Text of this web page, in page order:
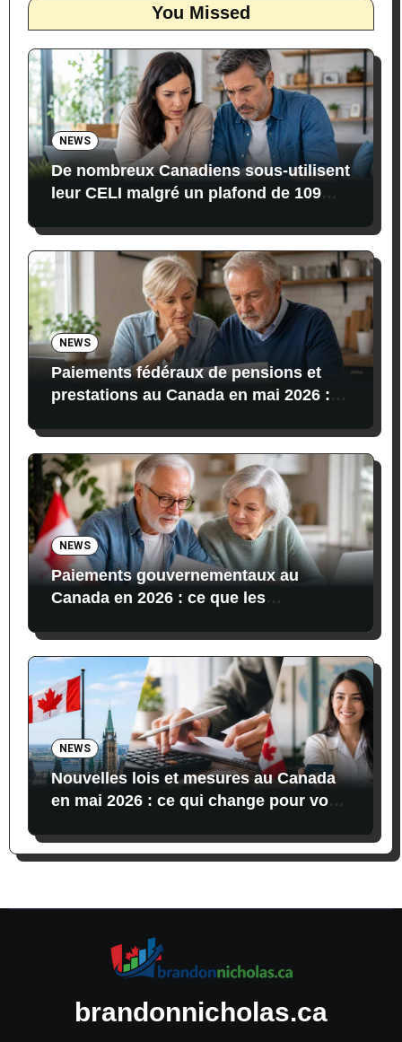
You Missed
NEWS
De nombreux Canadiens sous-utilisent
leur CELI malgré un plafond de 109
NEWS
Paiements fédéraux de pensions et
prestations au Canada en mai 2026 :
NEWS
Paiements gouvernementaux au
Canada en 2026 : ce que les
NEWS
Nouvelles lois et mesures au Canada
en mai 2026 : ce qui change pour vos
brandonnicholas.ca